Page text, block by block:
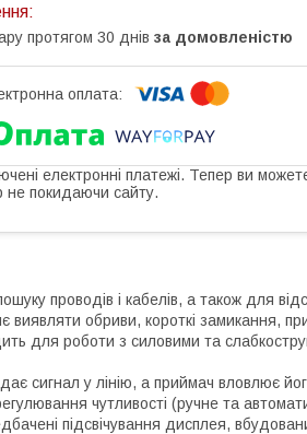
протягом 30 днів за домовленістю
електронні платежі. Тепер ви
не покидаючи сайту.
проводів і кабелів, а також для
виявляти обриви, короткі замикання,
для роботи з силовими та
сигнал у лінію, а приймач вловлює
чутливості (ручне та
підсвічування дисплея,